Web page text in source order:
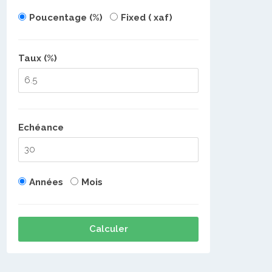
Poucentage (%) Fixed ( xaf)
Taux (%)
Echéance
Années Mois
Calculer